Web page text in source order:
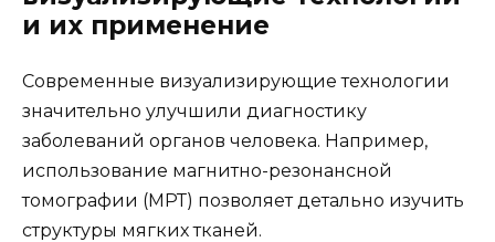
и их применение
Современные визуализирующие технологии
значительно улучшили диагностику
заболеваний органов человека. Например,
использование магнитно-резонансной
томографии (МРТ) позволяет детально изучить
структуры мягких тканей.